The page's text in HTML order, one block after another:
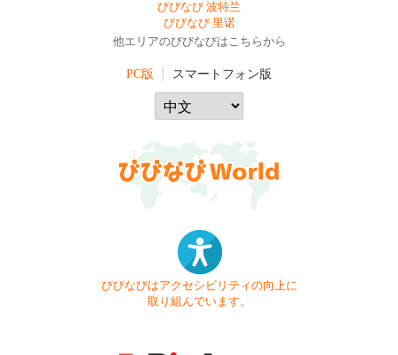
びびなび 波特兰
びびなび 里诺
他エリアのびびなびはこちらから
PC版 スマートフォン版
びびなびはアクセシビリティの向上に
取り組んでいます。